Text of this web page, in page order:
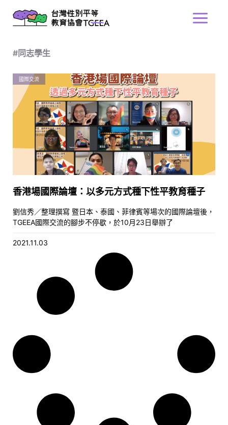
Main
#同志學生
國際交流
香港場國際論壇：以多元方式種下性平教育種子
劉信秀／整理撰寫 暨日本、泰國、菲律賓等場次的國際論壇後，
TGEEA國際交流的腳步不停歇，於10月23日舉辦了
2021.11.03